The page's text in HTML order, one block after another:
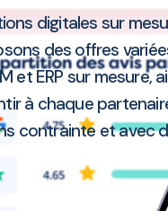
digitales sur
des offres
et ERP sur mesure,
à chaque
contrainte et avec